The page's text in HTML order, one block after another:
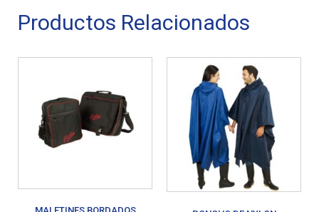
Productos Relacionados